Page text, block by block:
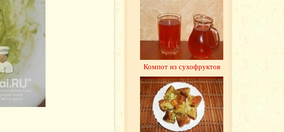
Компот из сухофруктов